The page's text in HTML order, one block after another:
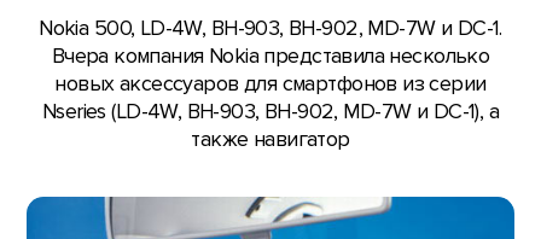
Nokia 500, LD-4W, BH-903, BH-902, MD-7W и DC-1.
Вчера компания Nokia представила несколько
новых аксессуаров для смартфонов из серии
Nseries (LD-4W, BH-903, BH-902, MD-7W и DC-1), а
также навигатор